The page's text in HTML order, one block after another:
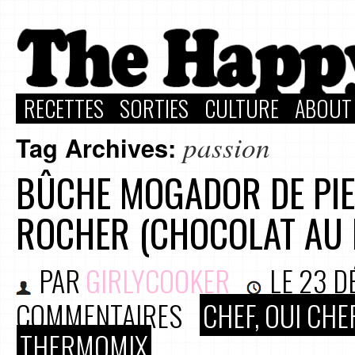
RECETTES SORTIES CULTURE
Tag Archives: passion
BÛCHE MOGADOR DE
ROCHER (CHOCOLAT
PAR GIRLYCOOKER LE23
COMMENTAIRES CHEF, OUI
THERMOMIX